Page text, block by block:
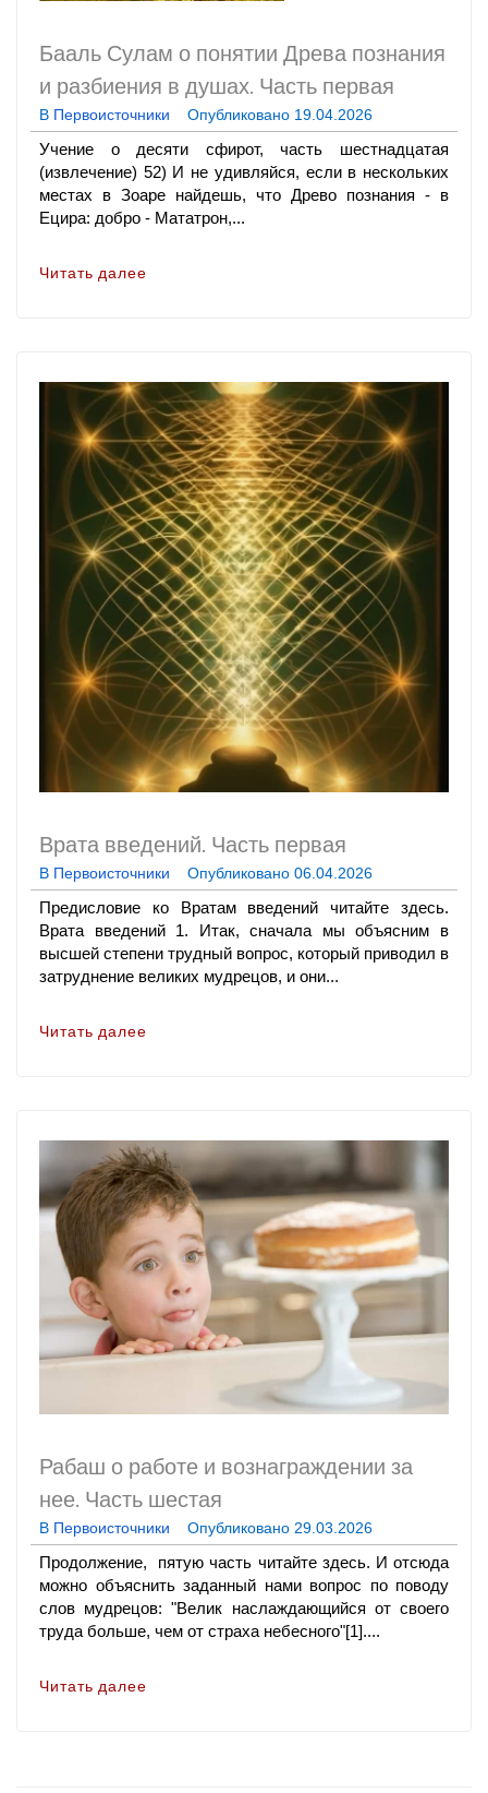
Бааль Сулам о понятии Древа познания
и разбиения в душах. Часть первая
В Первоисточники Опубликовано 19.04.2026
Учение о десяти сфирот, часть шестнадцатая
(извлечение) 52) И не удивляйся, если в нескольких
местах в Зоаре найдешь, что Древо познания - в
Ецира: добро - Мататрон,...
Читать далее
Врата введений. Часть первая
В Первоисточники Опубликовано 06.04.2026
Предисловие ко Вратам введений читайте здесь.
Врата введений 1. Итак, сначала мы объясним в
высшей степени трудный вопрос, который приводил в
затруднение великих мудрецов, и они...
Читать далее
Рабаш о работе и вознаграждении за
нее. Часть шестая
В Первоисточники Опубликовано 29.03.2026
Продолжение, пятую часть читайте здесь. И отсюда
можно объяснить заданный нами вопрос по поводу
слов мудрецов: "Ве­лик наслаждающийся от своего
труда больше, чем от страха небесного"[1]....
Читать далее